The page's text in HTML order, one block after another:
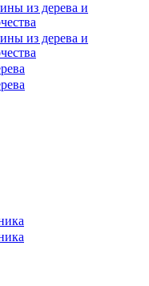
из дерева и
из дерева и